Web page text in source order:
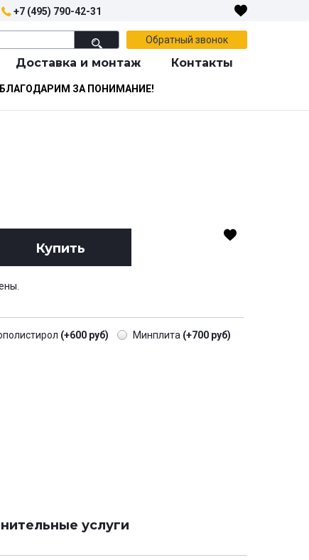
+7 (495) 790-42-31
Обратный звонок
Доставка и монтаж Контакты
ЗА ПОНИМАНИЕ!
Купить
(+600 руб) Минплита (+700 руб)
услуги